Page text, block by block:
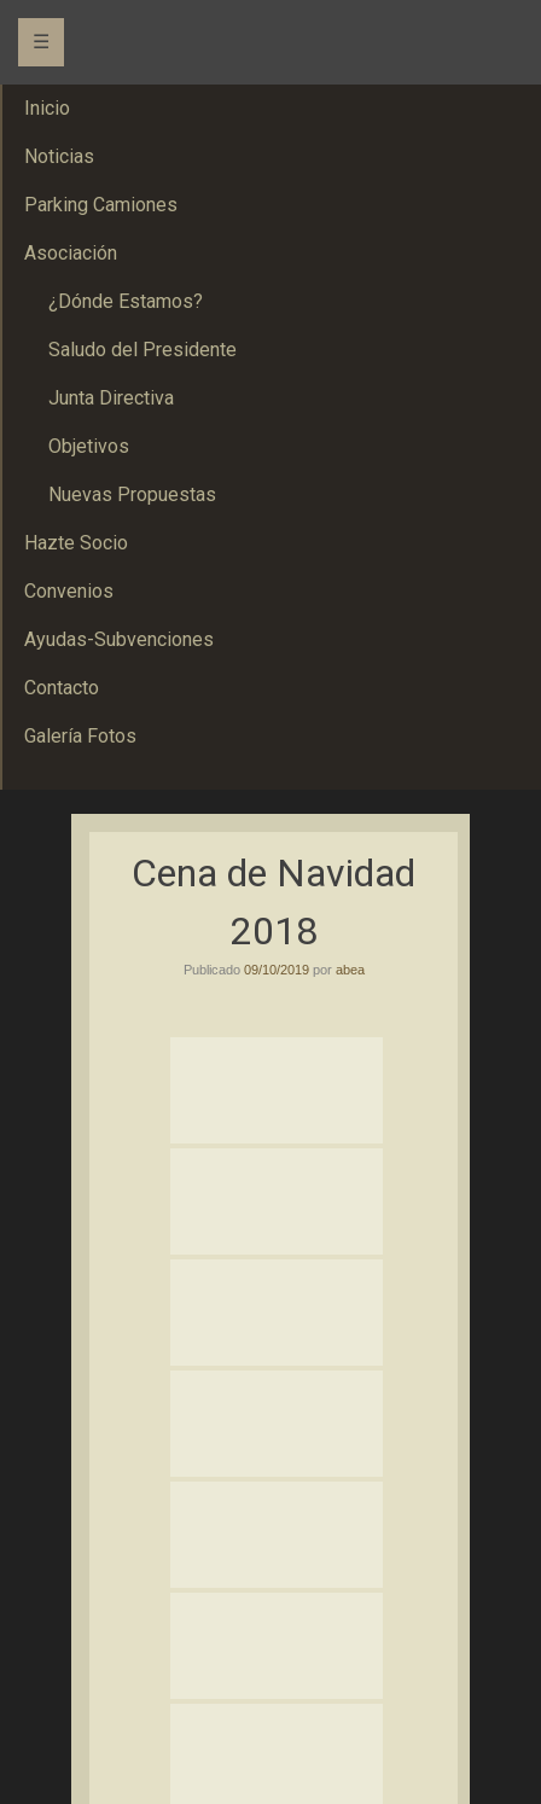
☰
Inicio
Noticias
Parking Camiones
Asociación
¿Dónde Estamos?
Saludo del Presidente
Junta Directiva
Objetivos
Nuevas Propuestas
Hazte Socio
Convenios
Ayudas-Subvenciones
Contacto
Galería Fotos
ABEA
Cena de Navidad
2018
Publicado 09/10/2019por abea